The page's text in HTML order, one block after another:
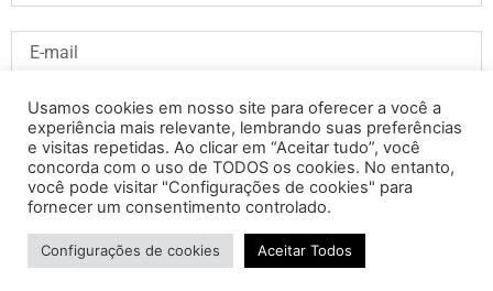
ENVIAR
Usamos cookies em nosso site para oferecer a você a
experiência mais relevante, lembrando suas preferências
e visitas repetidas. Ao clicar em “Aceitar tudo”, você
concorda com o uso de TODOS os cookies. No entanto,
você pode visitar "Configurações de cookies" para
fornecer um consentimento controlado.
Configurações de cookies Aceitar Todos